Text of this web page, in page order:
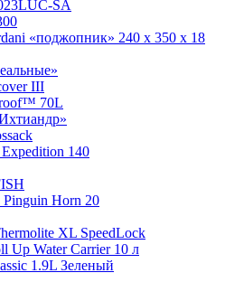
SA
«поджопник» 240 x 350 х 18
III
70L
140
Horn 20
XL SpeedLock
Up Water Carrier 10 л
1.9L Зеленый